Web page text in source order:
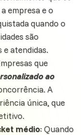
empresa e o
quando o
são
e atendidas.
que
ao
A
única, que
médio: Quando